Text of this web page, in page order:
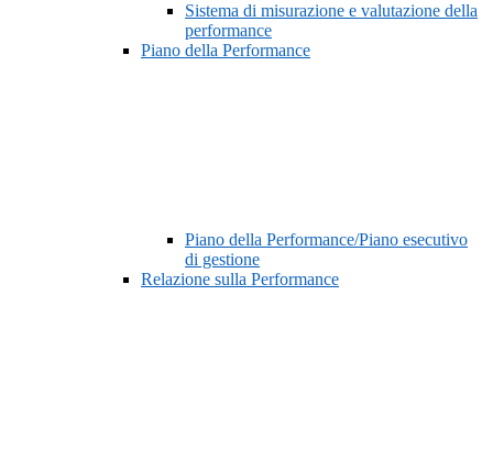
Sistema di misurazione e valutazione della
performance
Piano della Performance
Piano della Performance/Piano esecutivo
di gestione
Relazione sulla Performance